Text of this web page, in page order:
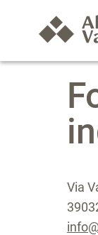
Via